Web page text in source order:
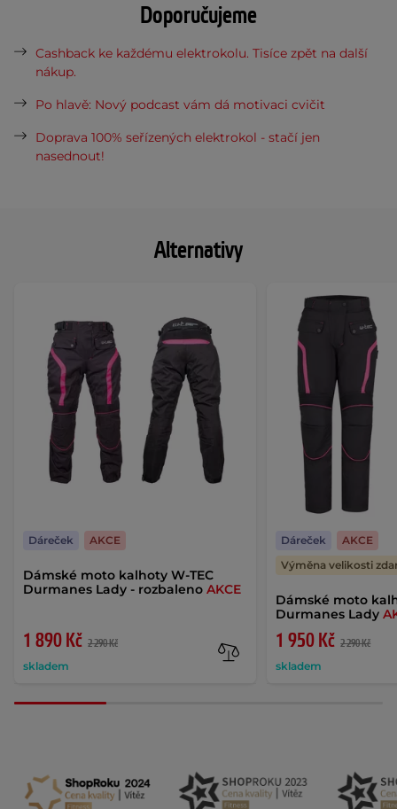
Alternativy
Dámské moto kalhoty W-TEC
Durmanes Lady - rozbaleno AKCE
1 890 Kč 2 290 Kč
skladem
Dáreček AKCE
Dámské moto
Durmanes Lady
1 950 Kč 2 290 Kč
skladem
Dáreček
AKCE
Výměna velikosti
Doporučujeme
Cashback ke každému elektrokolu. Tisíce zpět na další
nákup.
Po hlavě: Nový podcast vám dá motivaci cvičit
Doprava 100% seřízených elektrokol - stačí jen
nasednout!